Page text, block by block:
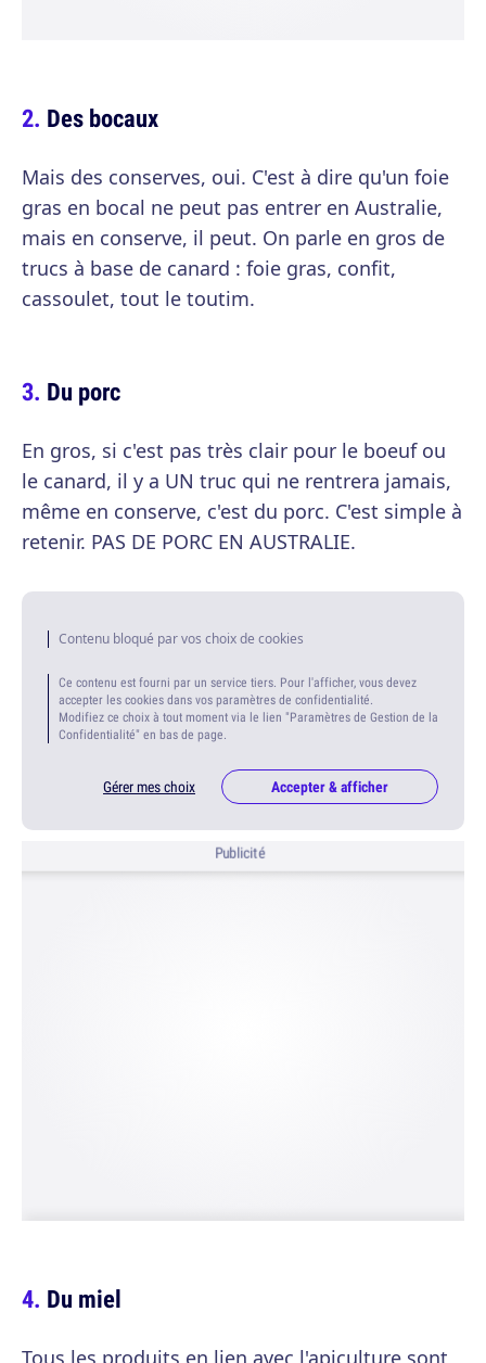
Des bocaux
Mais des conserves, oui. C'est à dire qu'un foie
gras en bocal ne peut pas entrer en Australie,
mais en conserve, il peut. On parle en gros de
trucs à base de canard : foie gras, confit,
cassoulet, tout le toutim.
Du porc
En gros, si c'est pas très clair pour le boeuf ou
le canard, il y a UN truc qui ne rentrera jamais,
même en conserve, c'est du porc. C'est simple à
retenir. PAS DE PORC EN AUSTRALIE.
Contenu bloqué par vos choix de cookies
Ce contenu est fourni par un service tiers. Pour l'afficher, vous devez
accepter les cookies dans vos paramètres de confidentialité.
Modifiez ce choix à tout moment via le lien "Paramètres de Gestion de la
Confidentialité" en bas de page.
Gérer mes choix Accepter & afficher
Publicité
Du miel
Tous les produits en lien avec l'apiculture sont